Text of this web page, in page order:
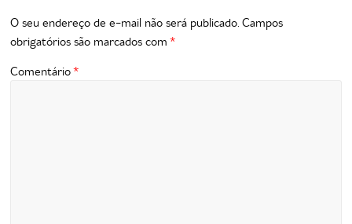
O seu endereço de e-mail não será publicado. Campos
obrigatórios são marcados com*
Comentário*